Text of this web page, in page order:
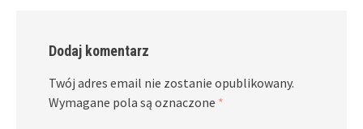
Dodaj komentarz
Twój adres email nie zostanie opublikowany.
Wymagane pola są oznaczone *